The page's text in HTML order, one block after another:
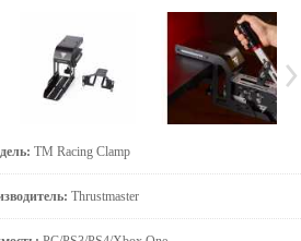
TM Racing Clamp
Thrustmaster